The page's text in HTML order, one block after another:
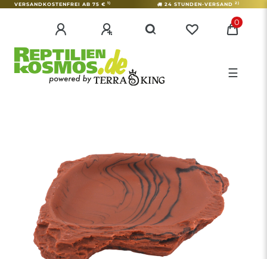
VERSANDKOSTENFREI AB 75 € 1) 24 STUNDEN-VERSAND 2)
0
☰